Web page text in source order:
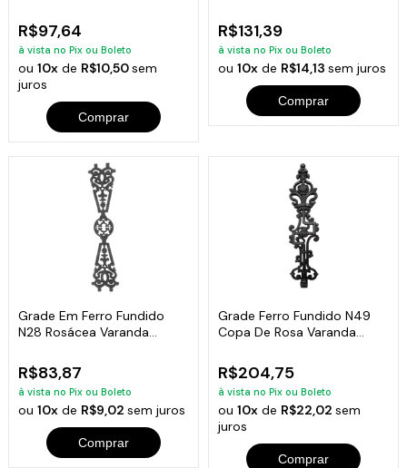
R$97,64
à vista no Pix ou Boleto
ou10x de R$10,50sem
juros
Comprar
R$131,39
à vista no Pix ou Boleto
ou 10xde R$14,13 sem juros
Comprar
Grade Em Ferro Fundido
N28 Rosácea Varanda
R$83,87
à vista no Pix ou Boleto
ou10x de R$9,02sem juros
Comprar
Grade Ferro Fundido N49
Copa De Rosa Varanda
R$204,75
à vista no Pix ou Boleto
ou 10xde R$22,02 sem
juros
Comprar